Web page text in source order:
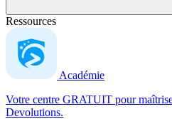
Ressources
Académie
Votre centre GRATUIT pour
Devolutions.